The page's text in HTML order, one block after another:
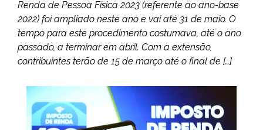
Renda de Pessoa Física 2023 (referente ao ano-base
2022) foi ampliado neste ano e vai até 31 de maio. O
tempo para este procedimento costumava, até o ano
passado, a terminar em abril. Com a extensão,
contribuintes terão de 15 de março até o final de […]